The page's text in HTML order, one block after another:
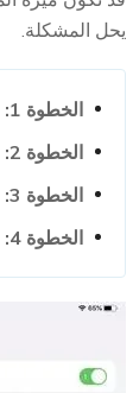
يحل المشكلة.
الخطوة 1:
الخطوة 2:
الخطوة 3:
الخطوة 4: